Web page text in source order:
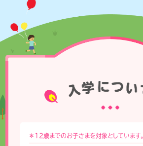
＊12歳までのお子さまを対象としています。